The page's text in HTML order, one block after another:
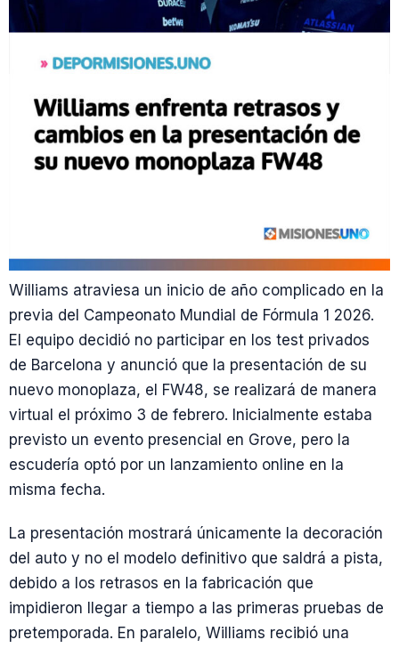
Williams atraviesa un inicio de año complicado en la
previa del Campeonato Mundial de Fórmula 1 2026.
El equipo decidió no participar en los test privados
de Barcelona y anunció que la presentación de su
nuevo monoplaza, el FW48, se realizará de manera
virtual el próximo 3 de febrero. Inicialmente estaba
previsto un evento presencial en Grove, pero la
escudería optó por un lanzamiento online en la
misma fecha.
La presentación mostrará únicamente la decoración
del auto y no el modelo definitivo que saldrá a pista,
debido a los retrasos en la fabricación que
impidieron llegar a tiempo a las primeras pruebas de
pretemporada. En paralelo, Williams recibió una